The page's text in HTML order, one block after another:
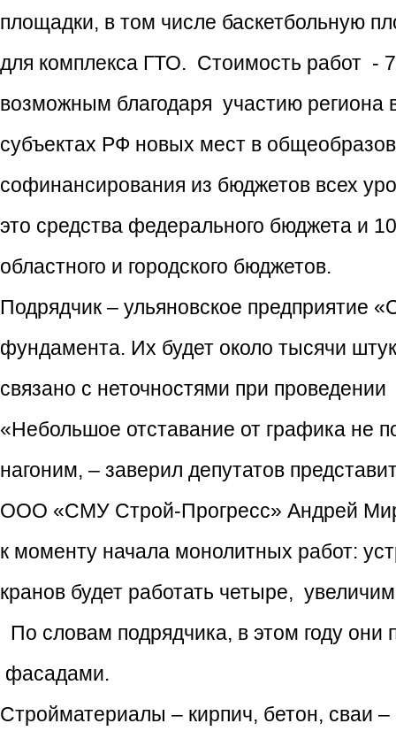
площадки, в том числе баскетбольную
для комплекса ГТО. Стоимость работ -
возможным благодаря участию региона
субъектах РФ новых мест в
софинансирования из бюджетов всех
это средства федерального бюджета и
областного и городского бюджетов.
Подрядчик – ульяновское предприятие
фундамента. Их будет около тысячи
связано с неточностями при
«Небольшое отставание от графика не
нагоним, – заверил депутатов
ООО «СМУ Строй-Прогресс» Андрей
к моменту начала монолитных работ:
кранов будет работать четыре,
По словам подрядчика, в этом году
фасадами.
Стройматериалы – кирпич, бетон, сваи –